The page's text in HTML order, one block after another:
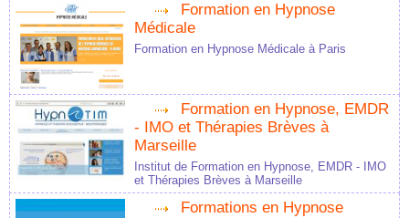
Formation en Hypnose
Médicale
Formation en Hypnose Médicale à Paris
Formation en Hypnose, EMDR
- IMO et Thérapies Brèves à
Marseille
Institut de Formation en Hypnose, EMDR - IMO
et Thérapies Brèves à Marseille
Formations en Hypnose